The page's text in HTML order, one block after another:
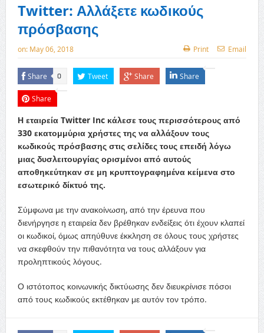
Twitter: Αλλάξετε κωδικούς
πρόσβασης
on: May 06, 2018 Print Email
Share 0 Tweet Share Share
Share
Η εταιρεία Twitter Inc κάλεσε τους περισσότερους από
330 εκατομμύρια χρήστες της να αλλάξουν τους
κωδικούς πρόσβασης στις σελίδες τους επειδή λόγω
μιας δυσλειτουργίας ορισμένοι από αυτούς
αποθηκεύτηκαν σε μη κρυπτογραφημένα κείμενα στο
εσωτερικό δίκτυό της.
Σύμφωνα με την ανακοίνωση, από την έρευνα που
διενήργησε η εταιρεία δεν βρέθηκαν ενδείξεις ότι έχουν κλαπεί
οι κωδικοί, όμως απηύθυνε έκκληση σε όλους τους χρήστες
να σκεφθούν την πιθανότητα να τους αλλάξουν για
προληπτικούς λόγους.
Ο ιστότοπος κοινωνικής δικτύωσης δεν διευκρίνισε πόσοι
από τους κωδικούς εκτέθηκαν με αυτόν τον τρόπο.